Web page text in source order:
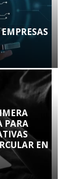
PARA
EN